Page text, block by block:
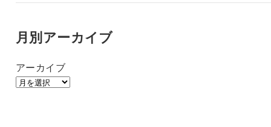
月別アーカイブ
アーカイブ